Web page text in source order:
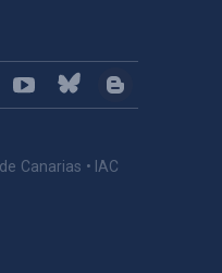
Canarias • IAC